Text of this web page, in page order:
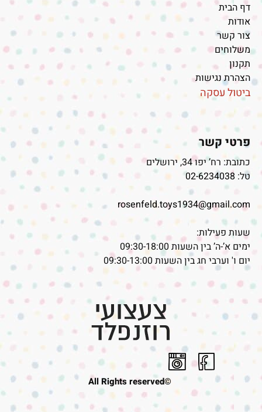
דף הבית
אודות
צור קשר
משלוחים
תקנון
הצהרת נגישות
ביטול עסקה
פרטי קשר
כתובת: רח’ יפו 34, ירושלים
טל: 02-6234038
rosenfeld.toys1934@gmail.com
שעות פעילות:
ימים א’-ה’ בין השעות 09:30-18:00
יום ו' וערבי חג בין השעות 09:30-13:00
©All Rights reserved